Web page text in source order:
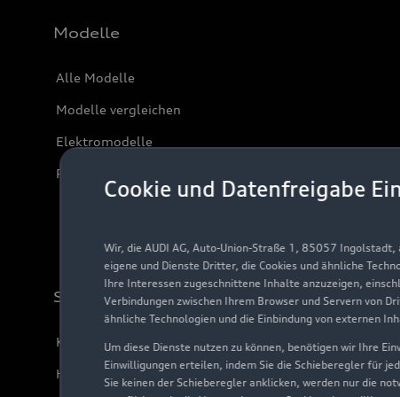
Cookie und Datenfreigabe
Wir, die AUDI AG, Auto-Union-Straße 1, 85057
eigene und Dienste Dritter, die Cookies und ähnliche
Ihre Interessen zugeschnittene Inhalte anzuzeigen,
Verbindungen zwischen Ihrem Browser und Servern von
ähnliche Technologien und die Einbindung von externen
Um diese Dienste nutzen zu können, benötigen wir Ihre
Einwilligungen erteilen, indem Sie die Schieberegler für
Sie keinen der Schieberegler anklicken, werden nur die
Modelle
Alle Modelle
Modelle vergleichen
Elektromodelle
Plug-in-Hybride
Support
Kundenservice
Händlersuche